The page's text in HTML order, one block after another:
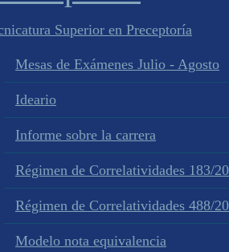
Superior en Preceptoría
Mesas de Exámenes Julio - Agosto
Ideario
Informe sobre la carrera
Régimen de Correlatividades 183/
Régimen de Correlatividades 488/
Modelo nota equivalencia